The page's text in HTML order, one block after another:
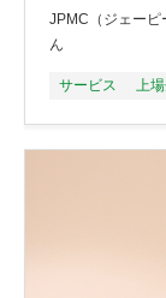
JPMC（ジェーピ
ん
サービス 上